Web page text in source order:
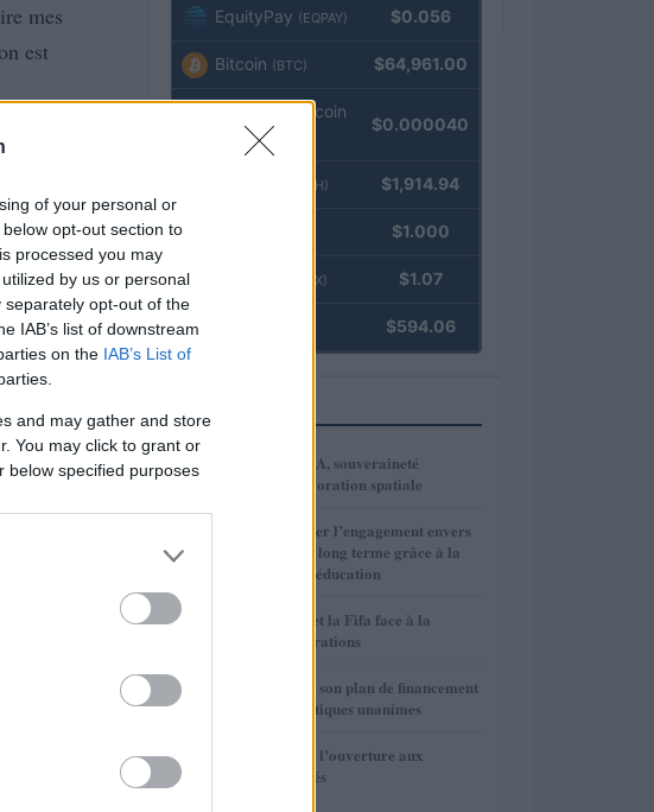
of your personal or
opt-out section to
processed you may
by us or personal
opt-out of the
IAB’s list of downstream
on the IAB’s List of
and may gather and store
You may click to grant or
below specified purposes
mes
est
EquityPay (EQPAY) $0.056
Bitcoin (BTC) $64,961.00
VNST Stablecoin
$0.000040
(ETH) $1,914.94
$1.000
(USDEX) $1.07
$594.06
1 VivaTech 2026 : IA, souveraineté
numérique et exploration spatiale
Comment renforcer l’engagement envers
l’investissement à long terme grâce à la
psychologie et à l’éducation
3
Gianni Infantino et la Fifa face à la
rébellion des fédérations
4
La Fifa renonce à son plan de financement
privé face aux critiques unanimes
5
La Fifa renonce à l’ouverture aux
investisseurs privés